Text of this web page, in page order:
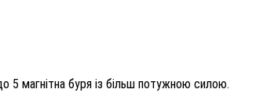
5 магнітна буря із більш потужною силою.